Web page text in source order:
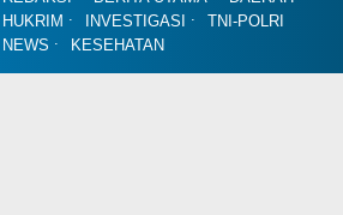
HUKRIM
INVESTIGASI
TNI-POLRI
NEWS
KESEHATAN